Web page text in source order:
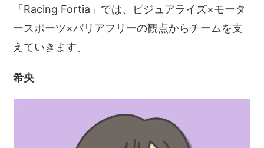
「Racing Fortia」では、ビジュアライズ×モータ
ースポーツ×バリアフリーの観点からチームを支
えていきます。
希央